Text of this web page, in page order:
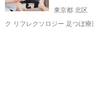
東京都 北区
ク リフレクソロジー 足つぼ療